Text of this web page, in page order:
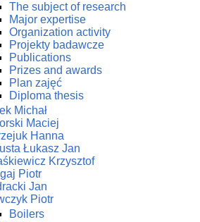
The subject of research
Major expertise
Organization activity
Projekty badawcze
Publications
Prizes and awards
Plan zajęć
Diploma thesis
Michał
Maciej
Hanna
Łukasz Jan
Krzysztof
Piotr
Jan
Piotr
Boilers